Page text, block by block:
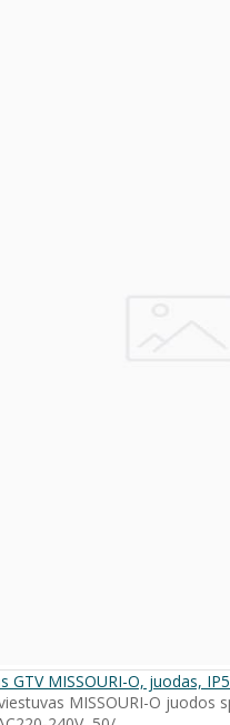
GTV MISSOURI-O, juodas,
MISSOURI-O juodos